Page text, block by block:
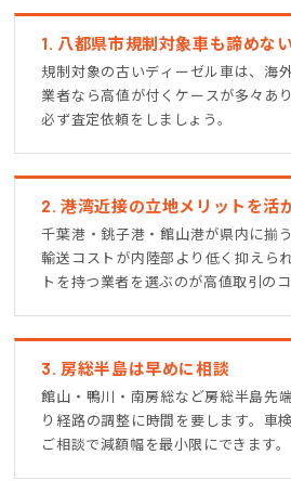
1. 八都県市規制対象車も諦めな
規制対象の古いディーゼル車は、海
業者なら高値が付くケースが多々あ
必ず査定依頼をしましょう。
2. 港湾近接の立地メリットを活
千葉港・銚子港・館山港が県内に揃
輸送コストが内陸部より低く抑えら
トを持つ業者を選ぶのが高値取引のコ
3. 房総半島は早めに相談
館山・鴨川・南房総など房総半島先
り経路の調整に時間を要します。車
ご相談で減額幅を最小限にできます。